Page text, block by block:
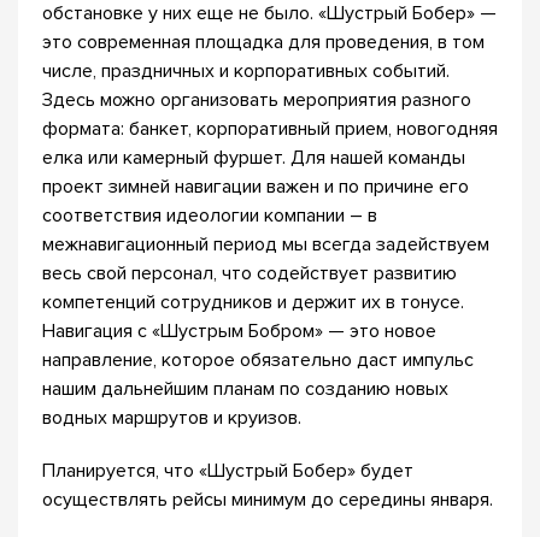
обстановке у них еще не было. «Шустрый Бобер» —
это современная площадка для проведения, в том
числе, праздничных и корпоративных событий.
Здесь можно организовать мероприятия разного
формата: банкет, корпоративный прием, новогодняя
елка или камерный фуршет. Для нашей команды
проект зимней навигации важен и по причине его
соответствия идеологии компании – в
межнавигационный период мы всегда задействуем
весь свой персонал, что содействует развитию
компетенций сотрудников и держит их в тонусе.
Навигация с «Шустрым Бобром» — это новое
направление, которое обязательно даст импульс
нашим дальнейшим планам по созданию новых
водных маршрутов и круизов.
Планируется, что «Шустрый Бобер» будет
осуществлять рейсы минимум до середины января.